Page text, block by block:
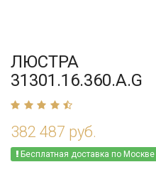
ЛЮСТРА
31301.16.360.A.G
382 487 руб.
Бесплатная доставка по